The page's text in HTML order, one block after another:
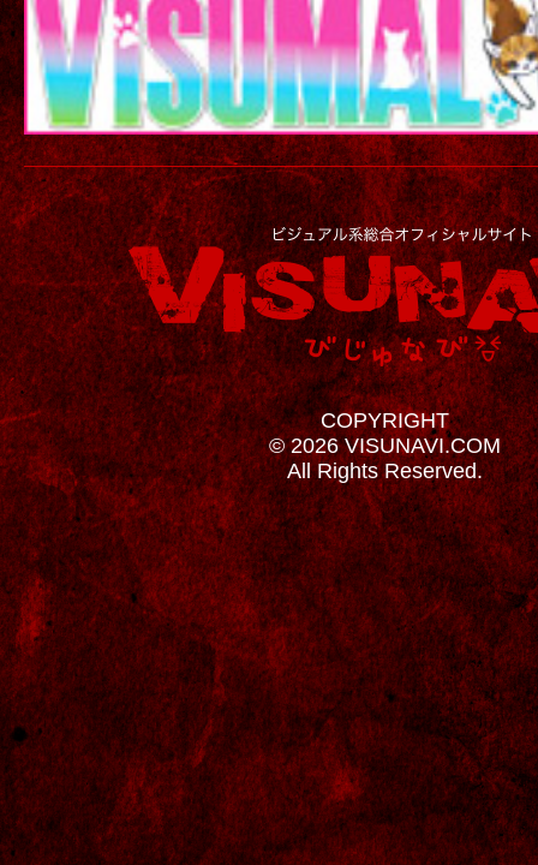
COPYRIGHT
© 2026 VISUNAVI.COM
All Rights Reserved.